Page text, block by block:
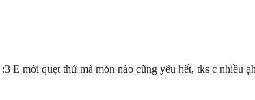
E mới quẹt thử mà món nào cũng yêu hết, tks c nhiều